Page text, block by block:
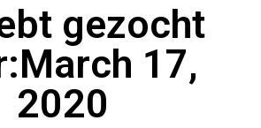
gezocht
17,
2020